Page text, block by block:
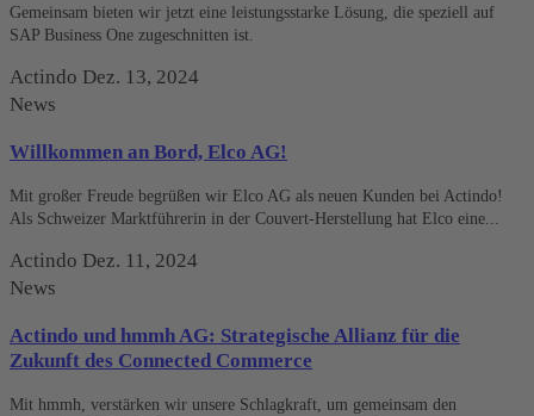
Gemeinsam bieten wir jetzt eine leistungsstarke Lösung, die speziell auf
SAP Business One zugeschnitten ist.
Actindo Dez. 13, 2024
News
Willkommen an Bord, Elco AG!
Mit großer Freude begrüßen wir Elco AG als neuen Kunden bei Actindo!
Als Schweizer Marktführerin in der Couvert-Herstellung hat Elco eine...
Actindo Dez. 11, 2024
News
Actindo und hmmh AG: Strategische Allianz für die
Zukunft des Connected Commerce
Mit hmmh, verstärken wir unsere Schlagkraft, um gemeinsam den